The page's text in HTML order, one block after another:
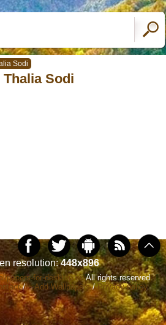
Sodi
Sodi
resolution:448x896
for-desktop.euAll rights reserved
/+ Add Wallpapers/Privacy policy